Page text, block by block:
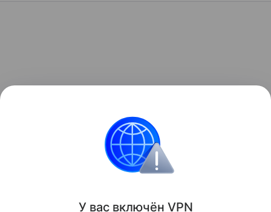
У вас включён VPN